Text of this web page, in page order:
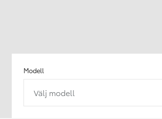
Från 238 900 kr
Modell
Välj modell